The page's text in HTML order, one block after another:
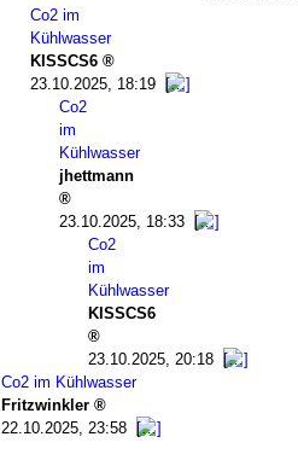
Co2 im
Kühlwasser
KISSCS6
23.10.2025, 18:19
Co2
im
Kühlwasser
jhettmann
23.10.2025, 18:33
Co2
im
Kühlwasser
KISSCS6
23.10.2025, 20:18
Co2 im Kühlwasser
Fritzwinkler
22.10.2025, 23:58